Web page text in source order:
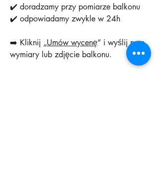
✔️ doradzamy przy pomiarze balkonu
✔️ odpowiadamy zwykle w 24h
➡️ Kliknij „Umów wycenę” i wyślij nam
wymiary lub zdjęcie balkonu.